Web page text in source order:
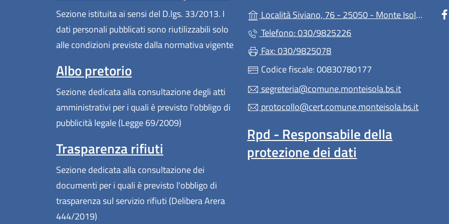
Sezione istituita ai sensi del D.lgs. 33/2013. I
dati personali pubblicati sono riutilizzabili solo
alle condizioni previste dalla normativa vigente
Albo pretorio
Sezione dedicata alla consultazione degli atti
amministrativi per i quali è previsto l'obbligo di
pubblicità legale (Legge 69/2009)
Trasparenza rifiuti
Sezione dedicata alla consultazione dei
documenti per i quali è previsto l'obbligo di
trasparenza sul servizio rifiuti (Delibera Arera
444/2019)
Località Siviano, 76 - 25050 - Monte Isola - (BS)
Telefono: 030/9825226
Fax: 030/9825078
Codice fiscale: 00830780177
segreteria@comune.monteisola.bs.it
protocollo@cert.comune.monteisola.bs.it
Rpd - Responsabile della
protezione dei dati